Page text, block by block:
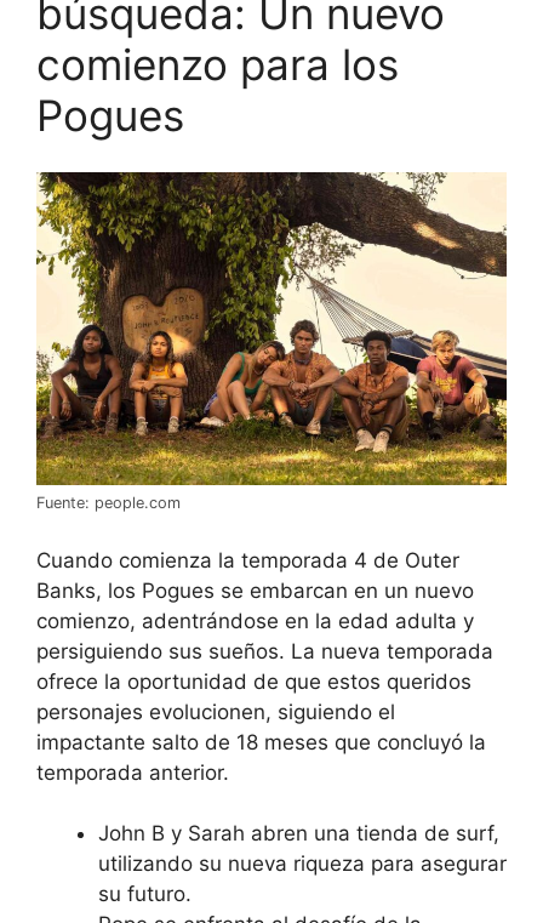
búsqueda: Un nuevo
comienzo para los
Pogues
Fuente: people.com
Cuando comienza la temporada 4 de Outer
Banks, los Pogues se embarcan en un nuevo
comienzo, adentrándose en la edad adulta y
persiguiendo sus sueños. La nueva temporada
ofrece la oportunidad de que estos queridos
personajes evolucionen, siguiendo el
impactante salto de 18 meses que concluyó la
temporada anterior.
John B y Sarah abren una tienda de surf,
utilizando su nueva riqueza para asegurar
su futuro.